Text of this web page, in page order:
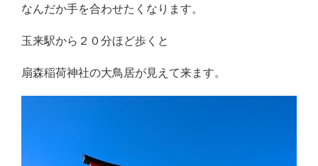
なんだか手を合わせたくなります。
玉来駅から２０分ほど歩くと
扇森稲荷神社の大鳥居が見えて来ます。